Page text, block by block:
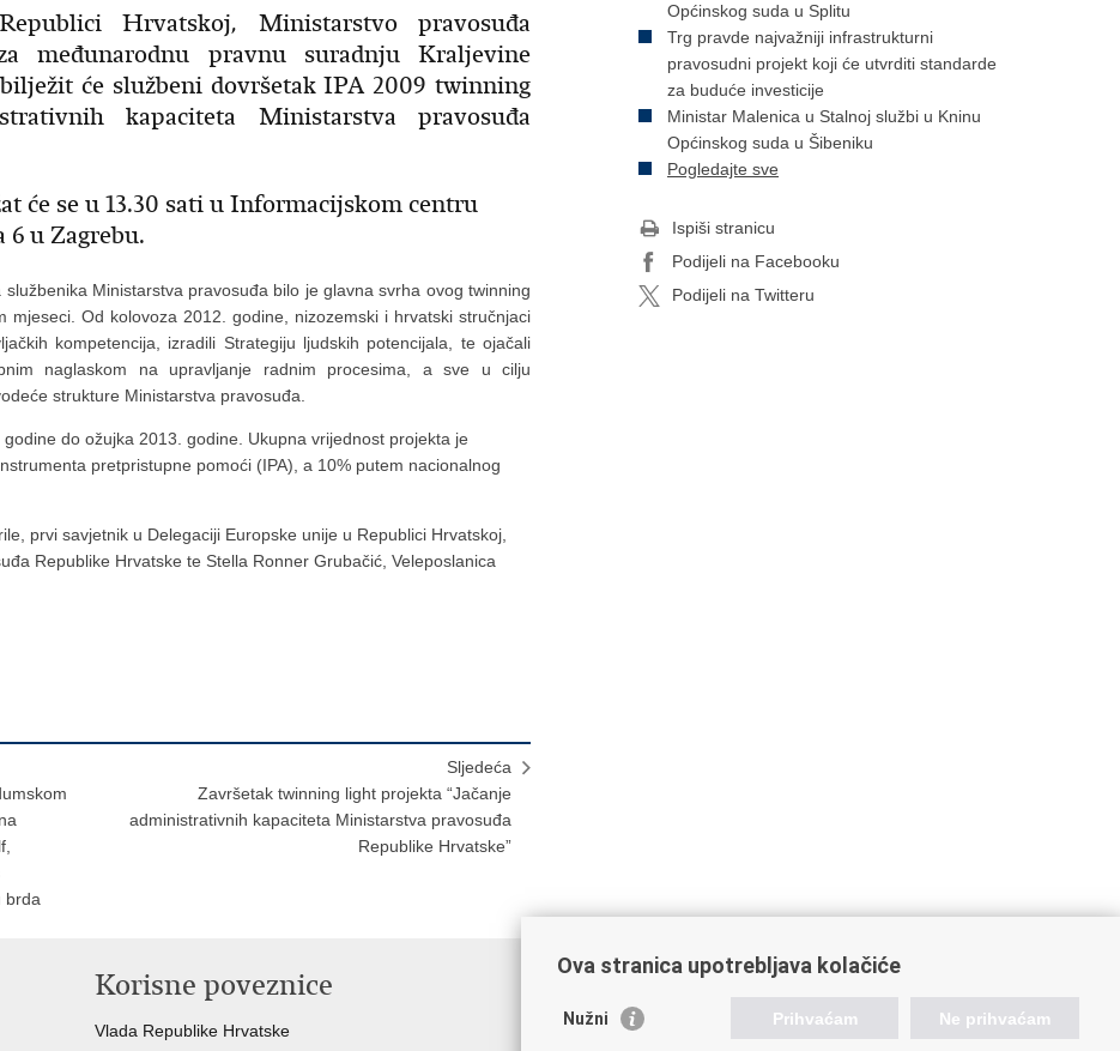
Hrvatskoj, Ministarstvo pravosuđa
međunarodnu pravnu suradnju Kraljevine
će službeni dovršetak IPA 2009 twinning
kapaciteta Ministarstva pravosuđa
će se u 13.30 sati u Informacijskom centru
u Zagrebu.
Ministarstva pravosuđa bilo je glavna svrha ovog twinning
Od kolovoza 2012. godine, nizozemski i hrvatski stručnjaci
kompetencija, izradili Strategiju ljudskih potencijala, te ojačali
naglaskom na upravljanje radnim procesima, a sve u cilju
strukture Ministarstva pravosuđa.
do ožujka 2013. godine. Ukupna vrijednost projekta je
pretpristupne pomoći (IPA), a 10% putem nacionalnog
prvi savjetnik u Delegaciji Europske unije u Republici Hrvatskoj,
Republike Hrvatske te Stella Ronner Grubačić, Veleposlanica
brda
Sljedeća
Završetak twinning light projekta “Jačanje
administrativnih kapaciteta Ministarstva pravosuđa
Republike Hrvatske”
Općinskog suda u Splitu
Trg pravde najvažniji infrastrukturni
pravosudni projekt koji će utvrditi standarde
za buduće investicije
Ministar Malenica u Stalnoj službi u Kninu
Općinskog suda u Šibeniku
Pogledajte sve
Ispiši stranicu
Podijeli na Facebooku
Podijeli na Twitteru
Korisne poveznice
Vlada Republike Hrvatske
Poveznice pravosudnog sustava
Portal sudova
Ova stranica upotrebljava kolačiće
Nužni Prihvaćam Ne prihvaćam